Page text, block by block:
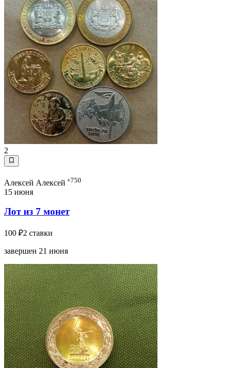
2
Алексей Алексей +750
15 июня
Лот из 7 монет
100 ₽2 ставки
завершен 21 июня